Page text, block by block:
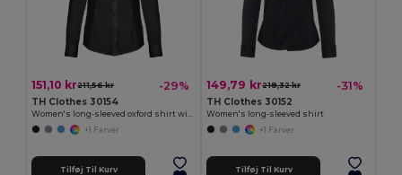
151,10 kr211,56 kr -29%
TH Clothes 30154
Women's long-sleeved oxford shirt with pearl coloured buttons
+1 Farver
Tilføj Til Kurv
149,79 kr218,32 kr -31%
TH Clothes 30152
Women's long-sleeved shirt
+1 Farver
Tilføj Til Kurv